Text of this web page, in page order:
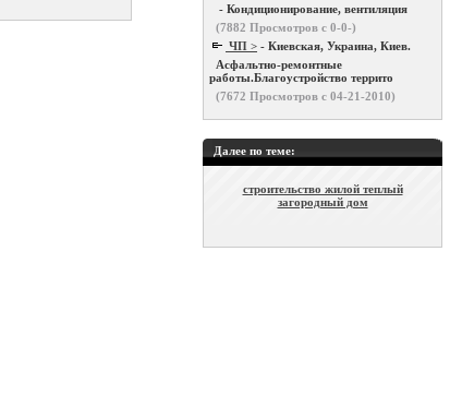
- Кондиционирование, вентиляция
(7882 Просмотров с 0-0-)
ЧП > - Киевская, Украина, Киев.
Асфальтно-ремонтные
работы.Благоустройство террито
(7672 Просмотров с 04-21-2010)
Далее по теме:
строительство жилой теплый
загородный дом